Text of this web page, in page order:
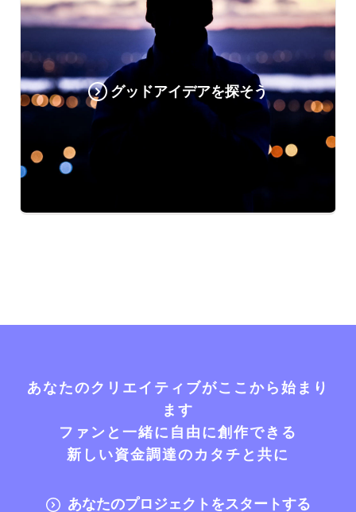
グッドアイデアを探そう
あなたのクリエイティブがここから始まり
ます
ファンと一緒に自由に創作できる
新しい資金調達のカタチと共に
あなたのプロジェクトをスタートする